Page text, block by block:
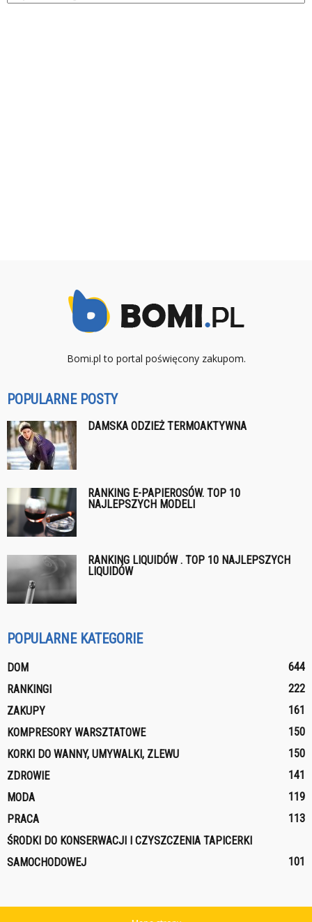
Bomi.pl to portal poświęcony zakupom.
POPULARNE POSTY
DAMSKA ODZIEŻ TERMOAKTYWNA
RANKING E-PAPIEROSÓW. TOP 10
NAJLEPSZYCH MODELI
RANKING LIQUIDÓW . TOP 10 NAJLEPSZYCH
LIQUIDÓW
POPULARNE KATEGORIE
DOM
644
RANKINGI
222
ZAKUPY
161
KOMPRESORY WARSZTATOWE
150
KORKI DO WANNY, UMYWALKI, ZLEWU
150
ZDROWIE
141
MODA
119
PRACA
113
ŚRODKI DO KONSERWACJI I CZYSZCZENIA TAPICERKI
SAMOCHODOWEJ
101